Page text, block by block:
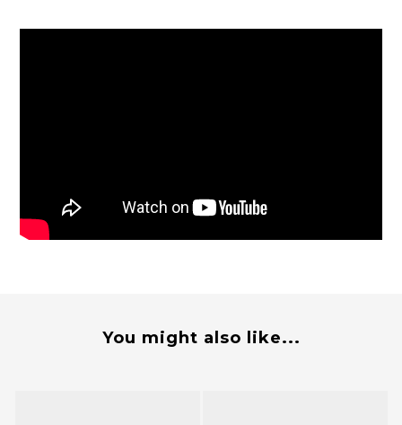
You might also like...